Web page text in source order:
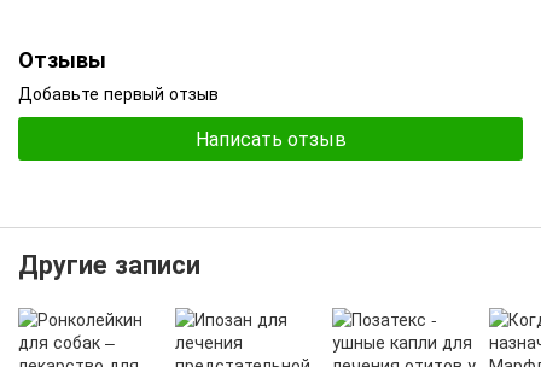
Отзывы
Добавьте первый отзыв
Написать отзыв
Другие записи